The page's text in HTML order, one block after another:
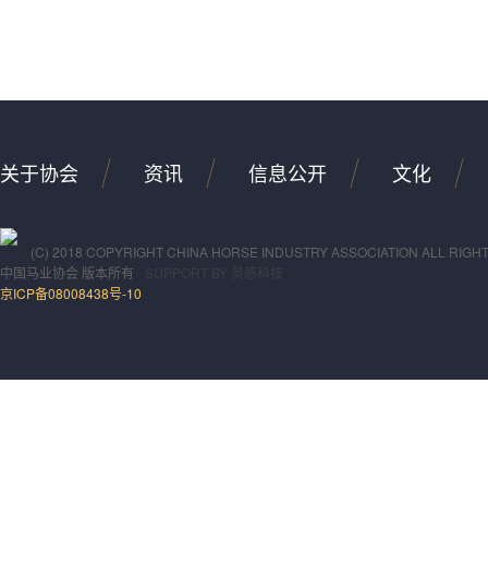
关于协会 资讯 信息公开 文化
(C) 2018 COPYRIGHT CHINA HORSE INDUSTRY ASSOCIATION ALL
中国马业协会 版本所有
京ICP备08008438号-10